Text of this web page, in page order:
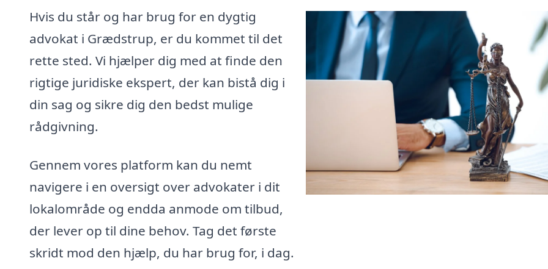
Hvis du står og har brug for en dygtig
advokat i Grædstrup, er du kommet til det
rette sted. Vi hjælper dig med at finde den
rigtige juridiske ekspert, der kan bistå dig i
din sag og sikre dig den bedst mulige
rådgivning.
Gennem vores platform kan du nemt
navigere i en oversigt over advokater i dit
lokalområde og endda anmode om tilbud,
der lever op til dine behov. Tag det første
skridt mod den hjælp, du har brug for, i dag.